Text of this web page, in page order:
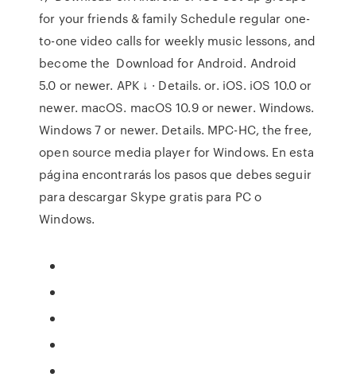
for your friends & family Schedule regular one-
to-one video calls for weekly music lessons, and
become the Download for Android. Android
5.0 or newer. APK ↓ · Details. or. iOS. iOS 10.0 or
newer. macOS. macOS 10.9 or newer. Windows.
Windows 7 or newer. Details. MPC-HC, the free,
open source media player for Windows. En esta
página encontrarás los pasos que debes seguir
para descargar Skype gratis para PC o
Windows.